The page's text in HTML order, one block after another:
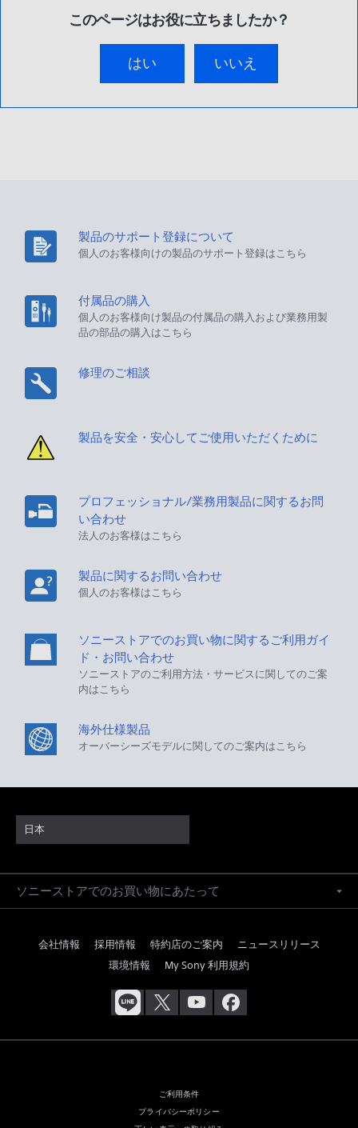
このページはお役に立ちましたか？
はい いいえ
製品のサポート登録について
個人のお客様向けの製品のサポート登録はこちら
付属品の購入
個人のお客様向け製品の付属品の購入および業務用製
品の部品の購入はこちら
修理のご相談
製品を安全・安心してご使用いただくために
プロフェッショナル/業務用製品に関するお問
い合わせ
法人のお客様はこちら
製品に関するお問い合わせ
個人のお客様はこちら
ソニーストアでのお買い物に関するご利用ガイ
ド・お問い合わせ
ソニーストアのご利用方法・サービスに関してのご案
内はこちら
海外仕様製品
オーバーシーズモデルに関してのご案内はこちら
日本
ソニーストアでのお買い物にあたって
会社情報 採用情報 特約店のご案内
ニュースリリース
環境情報
My Sony 利用規約
ご利用条件
プライバシーポリシー